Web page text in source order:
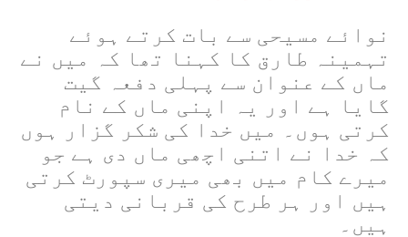
نوائے مسیحی سے بات کرتے ہوئے
تہمینہ طارق کا کہنا تھا کہ میں نے
ماں کے عنوان سے پہلی دفعہ گیت
گایا ہے اور یہ اپنی ماں کے نام
کرتی ہوں۔ میں خدا کی شکر گزار ہوں
کہ خدا نے اتنی اچھی ماں دی ہے جو
میرے کام میں بھی میری سپورٹ کرتی
ہیں اور ہر طرح کی قربانی دیتی
ہیں۔